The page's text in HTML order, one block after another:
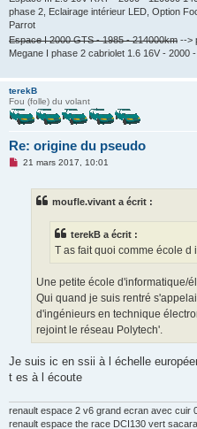
phase 2, Eclairage intérieur LED, Option
Parrot
Espace I 2000 GTS - 1985 - 214000km -->
Megane I phase 2 cabriolet 1.6 16V - 2000
terekB
Fou (folle) du volant
Re: origine du pseudo
M21 mars 2017, 10:01
moufle.vivant a écrit :
terekB a écrit :
T as fait quoi comme école d
Une petite école d'informatique/
Qui quand je suis rentré
d'ingénieurs en technique
rejoint le réseau Polytech'.
Je suis ic en ssii à l échelle
t es à l écoute
renault espace 2 v6 grand ecran avec cuir
renault espace the race DCI130 vert